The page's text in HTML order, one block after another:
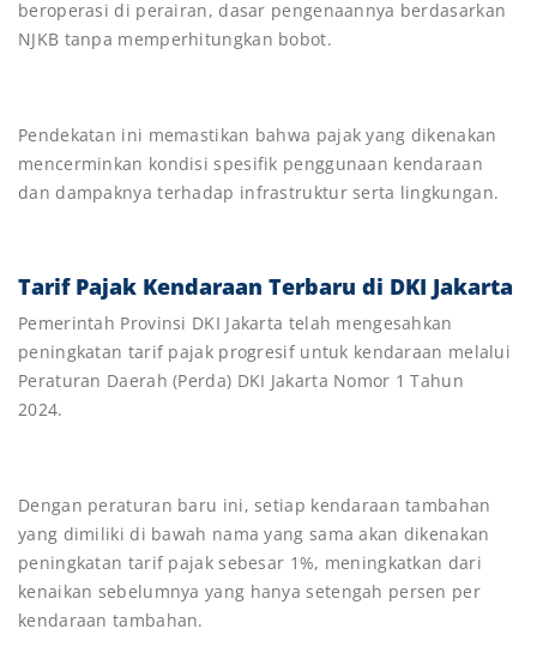
beroperasi di perairan, dasar pengenaannya berdasarkan
NJKB tanpa memperhitungkan bobot.
Pendekatan ini memastikan bahwa pajak yang dikenakan
mencerminkan kondisi spesifik penggunaan kendaraan
dan dampaknya terhadap infrastruktur serta lingkungan.
Tarif Pajak Kendaraan Terbaru di DKI Jakarta
Pemerintah Provinsi DKI Jakarta telah mengesahkan
peningkatan tarif pajak progresif untuk kendaraan melalui
Peraturan Daerah (Perda) DKI Jakarta Nomor 1 Tahun
2024.
Dengan peraturan baru ini, setiap kendaraan tambahan
yang dimiliki di bawah nama yang sama akan dikenakan
peningkatan tarif pajak sebesar 1%, meningkatkan dari
kenaikan sebelumnya yang hanya setengah persen per
kendaraan tambahan.